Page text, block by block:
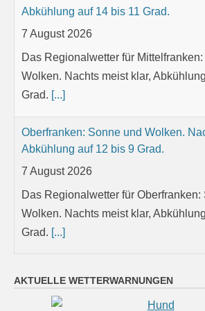
Abkühlung auf 14 bis 11 Grad.
7 August 2026
Das Regionalwetter für
Wolken. Nachts meist klar,
Grad. [...]
Oberfranken: Sonne und Wolken.
Abkühlung auf 12 bis 9 Grad.
7 August 2026
Das Regionalwetter für Oberfranken:
Wolken. Nachts meist klar,
Grad. [...]
Nachts anfangs noch etwas Regen
später trocken und Auflockerungen.
AKTUELLE WETTERWARNUNGEN